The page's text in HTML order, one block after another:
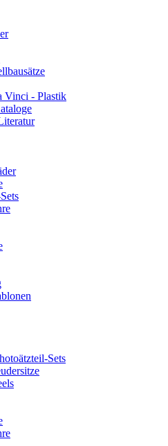
Vinci - Plastik
Sets